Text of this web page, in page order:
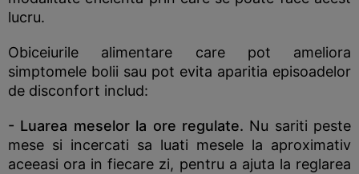
lucru.
Obiceiurile alimentare care pot ameliora
simptomele bolii sau pot evita aparitia episoadelor
de disconfort includ:
- Luarea meselor la ore regulate. Nu sariti peste
mese si incercati sa luati mesele la aproximativ
aceeasi ora in fiecare zi, pentru a ajuta la reglarea